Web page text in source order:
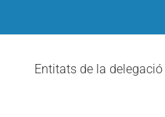
Entitats de la delegació